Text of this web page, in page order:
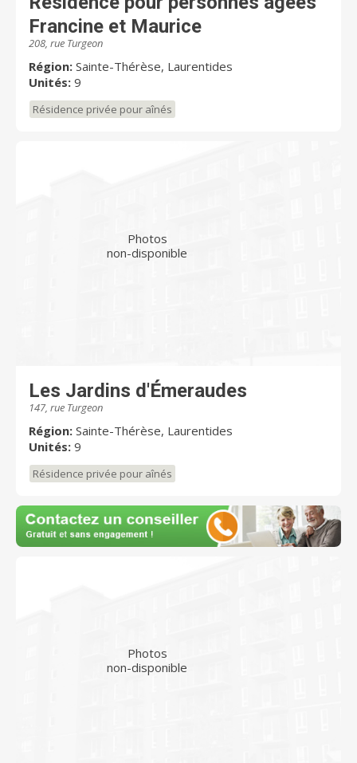
Francine et Maurice
208, rue Turgeon
Région: Sainte-Thérèse, Laurentides
Unités: 9
Résidence privée pour aînés
Photos
non-disponible
Les Jardins d'Émeraudes
147, rue Turgeon
Région: Sainte-Thérèse, Laurentides
Unités: 9
Résidence privée pour aînés
Photos
non-disponible